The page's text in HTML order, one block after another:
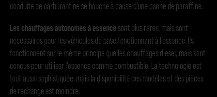
conduite de carburant ne se bouche à cause d’une panne de paraffine.
Les chauffages autonomes à essencesont plus rares, mais sont
nécessaires pour les véhicules de base fonctionnant à l’essence. Ils
fonctionnent sur le même principe que les chauffages diesel, mais sont
conçus pour utiliser l’essence comme combustible. La technologie est
tout aussi sophistiquée, mais la disponibilité des modèles et des pièces
de rechange est moindre.